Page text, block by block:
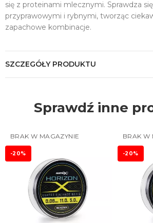
się z proteinami mlecznymi. Sprawdza
przyprawowymi i rybnymi, tworząc
zapachowe kombinacje.
SZCZEGÓŁY PRODUKTU
Sprawdź inne
BRAK W MAGAZYNIE
-20%
BRAK W
-20%